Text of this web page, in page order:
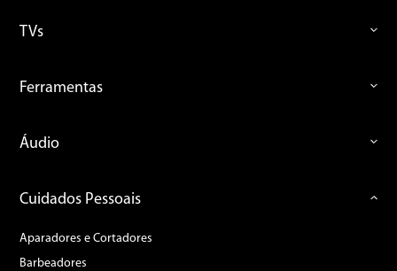
TVs
Ferramentas
Áudio
Cuidados Pessoais
Aparadores e Cortadores
Barbeadores